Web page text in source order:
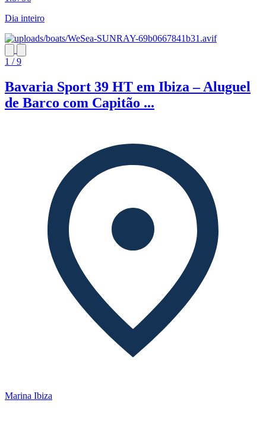
Dia inteiro
1 / 9
Bavaria Sport 39 HT em Ibiza – Aluguel
de Barco com Capitão ...
Marina Ibiza